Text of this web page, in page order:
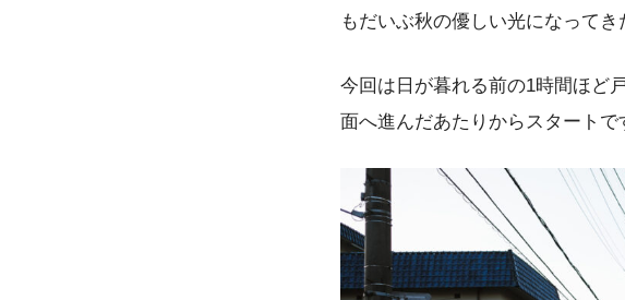
もだいぶ秋の優しい光になって
今回は日が暮れる前の1時間ほど
面へ進んだあたりからスタートで